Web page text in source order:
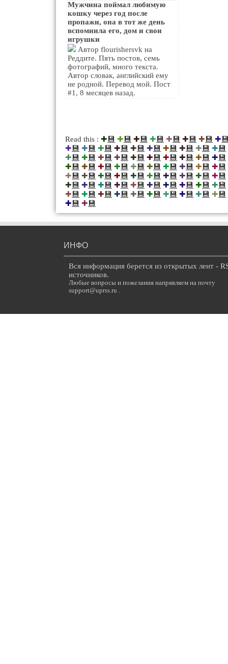
Мужчина поймал любимую
кошку через год после
пропажи, она в тот же день
вспомнила его, дом и свои
игрушки
Реддите. Пять постов, семь
фотографий, много текста.
Автор словак, английский ему
не родной. Перевод мой. Пост
#1, 8 месяцев назад.
Read this : ✚💾 ✚💾 ✚💾 ✚💾 ✚💾 ✚💾 ✚💾 ✚
✚💾 ✚💾 ✚💾 ✚💾 ✚💾 ✚💾 ✚💾 ✚💾 ✚💾 ✚💾
✚💾 ✚💾 ✚💾 ✚💾 ✚💾 ✚💾 ✚💾 ✚💾 ✚💾 ✚💾
✚💾 ✚💾 ✚💾 ✚💾 ✚💾 ✚💾 ✚💾 ✚💾 ✚💾 ✚💾
✚💾 ✚💾 ✚💾 ✚💾 ✚💾 ✚💾 ✚💾 ✚💾 ✚💾 ✚💾
✚💾 ✚💾 ✚💾 ✚💾 ✚💾 ✚💾 ✚💾 ✚💾 ✚💾 ✚💾
✚💾 ✚💾 ✚💾 ✚💾 ✚💾 ✚💾 ✚💾 ✚💾 ✚💾 ✚💾
✚💾 ✚💾
ИНФО
Вся информация берется из открытых лент -
источников.
Любые вопросы и пожелания напрявляем на почту
support@uprss.ru .